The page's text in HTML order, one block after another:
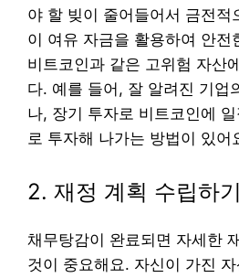
야 할 빚이 줄어들어서 금전적
이 여유 자금을 활용하여 안전
비트코인과 같은 고위험 자산
다. 예를 들어, 잘 알려진 기업
나, 장기 투자로 비트코인에
로 투자해 나가는 방법이 있어
2. 재정 계획 수립하기
채무탕감이 완료되면 자세한
것이 중요해요. 자신이 가진